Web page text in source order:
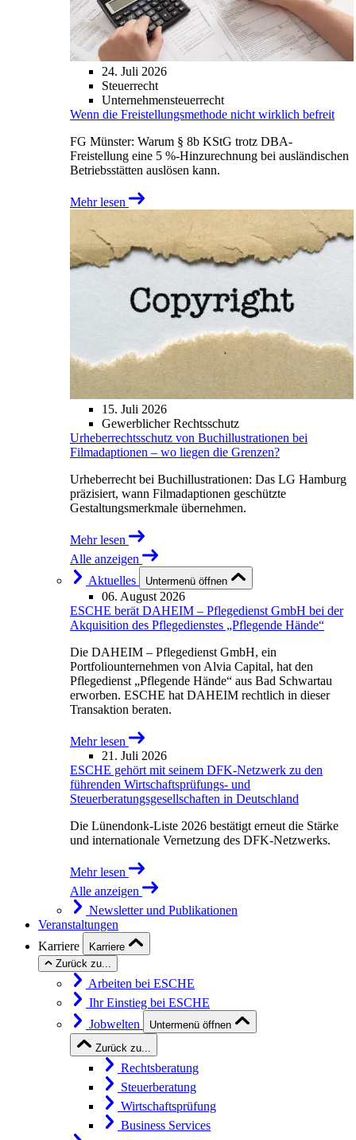
24. Juli 2026
Steuerrecht
Unternehmensteuerrecht
Wenn die Freistellungsmethode nicht wirklich befreit
FG Münster: Warum § 8b KStG trotz DBA-
Freistellung eine 5 %-Hinzurechnung bei ausländischen
Betriebsstätten auslösen kann.
Mehr lesen
15. Juli 2026
Gewerblicher Rechtsschutz
Urheberrechtsschutz von Buchillustrationen bei
Filmadaptionen – wo liegen die Grenzen?
Urheberrecht bei Buchillustrationen: Das LG Hamburg
präzisiert, wann Filmadaptionen geschützte
Gestaltungsmerkmale übernehmen.
Mehr lesen
Alle anzeigen
Aktuelles
Untermenü öffnen
06. August 2026
ESCHE berät DAHEIM – Pflegedienst GmbH bei der
Akquisition des Pflegedienstes „Pflegende Hände“
Die DAHEIM – Pflegedienst GmbH, ein
Portfoliounternehmen von Alvia Capital, hat den
Pflegedienst „Pflegende Hände“ aus Bad Schwartau
erworben. ESCHE hat DAHEIM rechtlich in dieser
Transaktion beraten.
Mehr lesen
21. Juli 2026
ESCHE gehört mit seinem DFK-Netzwerk zu den
führenden Wirtschaftsprüfungs- und
Steuerberatungsgesellschaften in Deutschland
Die Lünendonk-Liste 2026 bestätigt erneut die Stärke
und internationale Vernetzung des DFK-Netzwerks.
Mehr lesen
Alle anzeigen
Newsletter und Publikationen
Veranstaltungen
Karriere
Karriere
Zurück zu...
Arbeiten bei ESCHE
Ihr Einstieg bei ESCHE
Jobwelten
Untermenü öffnen
Zurück zu...
Rechtsberatung
Steuerberatung
Wirtschaftsprüfung
Business Services